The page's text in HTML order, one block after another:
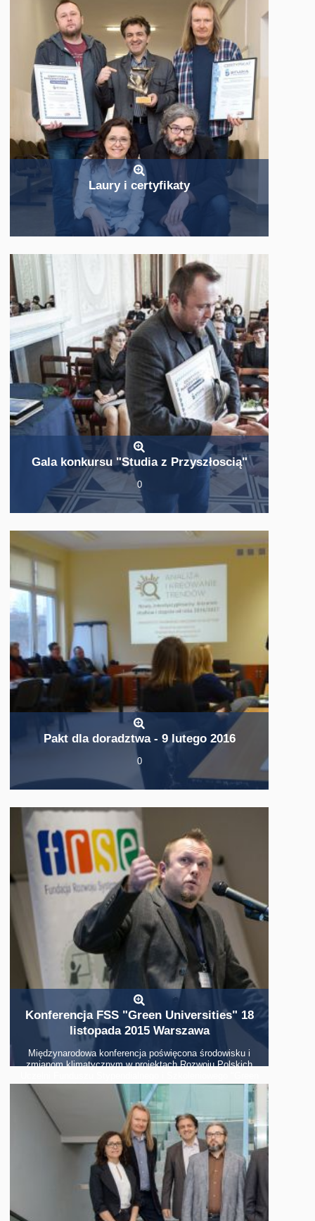
Laury i certyfikaty
Gala konkursu "Studia z Przyszłoscią"
0
Pakt dla doradztwa - 9 lutego 2016
0
Konferencja FSS "Green Universities" 18
listopada 2015 Warszawa
Międzynarodowa konferencja poświęcona środowisku i
zmianom klimatycznym w projektach Rozwoju Polskich
Universities". Nasz projekt "Przygotowanie, utworzenie i
promocja interdyscyplinarnego kierunku "Analiza i kreowanie
trendów" był przez nas prezentowany jako tzw. "dobra
praktyka" wśród 5 najlepszych projektów w Polsce.